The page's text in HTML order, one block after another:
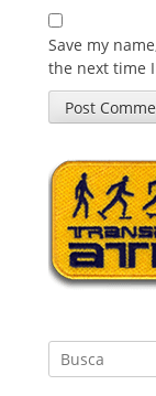
Save my
the next time
Search
for: